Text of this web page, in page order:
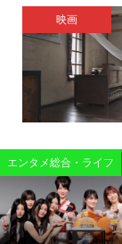
映画
エンタメ総合・ライフ